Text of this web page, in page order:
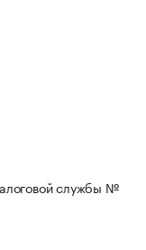
службы №